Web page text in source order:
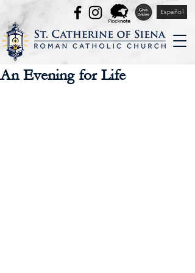
Español
An Evening for Life